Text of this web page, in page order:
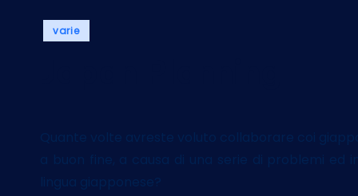
Posted
varie
Quante volte avreste voluto collaborare coi
a buon fine, a causa di una serie di problemi
lingua giapponese?